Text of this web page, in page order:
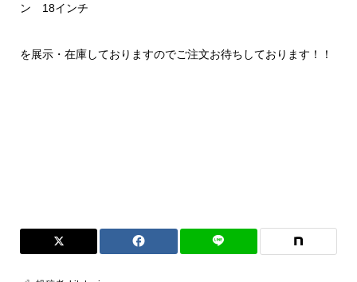
ン 18インチ
を展示・在庫しておりますのでご注文お待ちしております！！